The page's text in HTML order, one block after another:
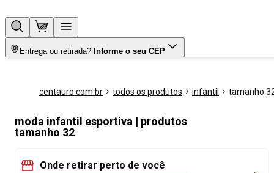
Entrega ou retirada? Informe o seu CEP
centauro.com.br todos os produtos infantil tamanho
moda infantil esportiva | produtos
tamanho 32
Onde retirar perto de você